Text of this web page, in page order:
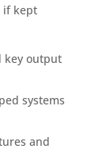
if kept
key output
systems
and